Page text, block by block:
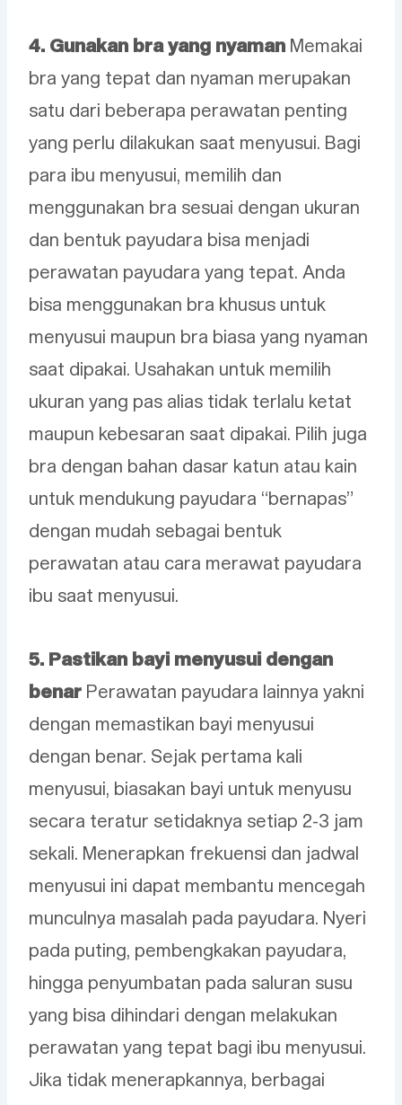
4. Gunakan bra yang nyaman Memakai
bra yang tepat dan nyaman merupakan
satu dari beberapa perawatan penting
yang perlu dilakukan saat menyusui. Bagi
para ibu menyusui, memilih dan
menggunakan bra sesuai dengan ukuran
dan bentuk payudara bisa menjadi
perawatan payudara yang tepat. Anda
bisa menggunakan bra khusus untuk
menyusui maupun bra biasa yang nyaman
saat dipakai. Usahakan untuk memilih
ukuran yang pas alias tidak terlalu ketat
maupun kebesaran saat dipakai. Pilih juga
bra dengan bahan dasar katun atau kain
untuk mendukung payudara “bernapas”
dengan mudah sebagai bentuk
perawatan atau cara merawat payudara
ibu saat menyusui.
5. Pastikan bayi menyusui dengan
benar Perawatan payudara lainnya yakni
dengan memastikan bayi menyusui
dengan benar. Sejak pertama kali
menyusui, biasakan bayi untuk menyusu
secara teratur setidaknya setiap 2-3 jam
sekali. Menerapkan frekuensi dan jadwal
menyusui ini dapat membantu mencegah
munculnya masalah pada payudara. Nyeri
pada puting, pembengkakan payudara,
hingga penyumbatan pada saluran susu
yang bisa dihindari dengan melakukan
perawatan yang tepat bagi ibu menyusui.
Jika tidak menerapkannya, berbagai